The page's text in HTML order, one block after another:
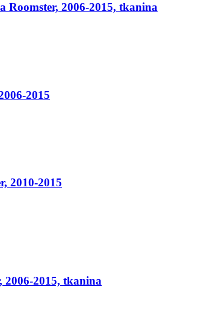
2006-2015, tkanina
2015
2010-2015
2006-2015, tkanina